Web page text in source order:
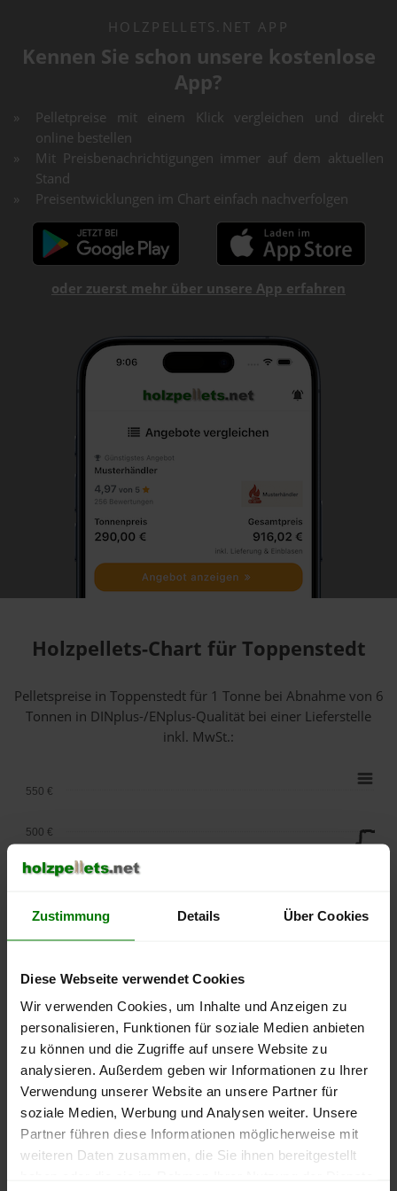
Zustimmung Details Über Cookies
Diese Webseite verwendet Cookies
Wir verwenden Cookies, um Inhalte und Anzeigen zu
personalisieren, Funktionen für soziale Medien anbieten
zu können und die Zugriffe auf unsere Website zu
analysieren. Außerdem geben wir Informationen zu Ihrer
Verwendung unserer Website an unsere Partner für
soziale Medien, Werbung und Analysen weiter. Unsere
Partner führen diese Informationen möglicherweise mit
weiteren Daten zusammen, die Sie ihnen bereitgestellt
HOLZPELLETS.NET APP
Kennen Sie schon unsere kostenlose
App?
Pelletpreise mit einem Klick vergleichen und direkt
online bestellen
Mit Preisbenachrichtigungen immer auf dem aktuellen
Stand
Preisentwicklungen im Chart einfach nachverfolgen
oder zuerst mehr über unsere App erfahren
Holzpellets-Chart für Toppenstedt
Pelletspreise in Toppenstedt für 1 Tonne bei Abnahmevon 6
Tonnen in DINplus-/ENplus-Qualität bei einer Lieferstelle
inkl. MwSt.:
lose Ware Sackware
September
Januar
Mai
250 €
400 €
450 €
500 €
550 €
Die aktuelle Preisentwicklung für Holzpellets in Deutschland
können Sie jederzeit auf unsererPelletspreise-Seite
nachvollziehen.